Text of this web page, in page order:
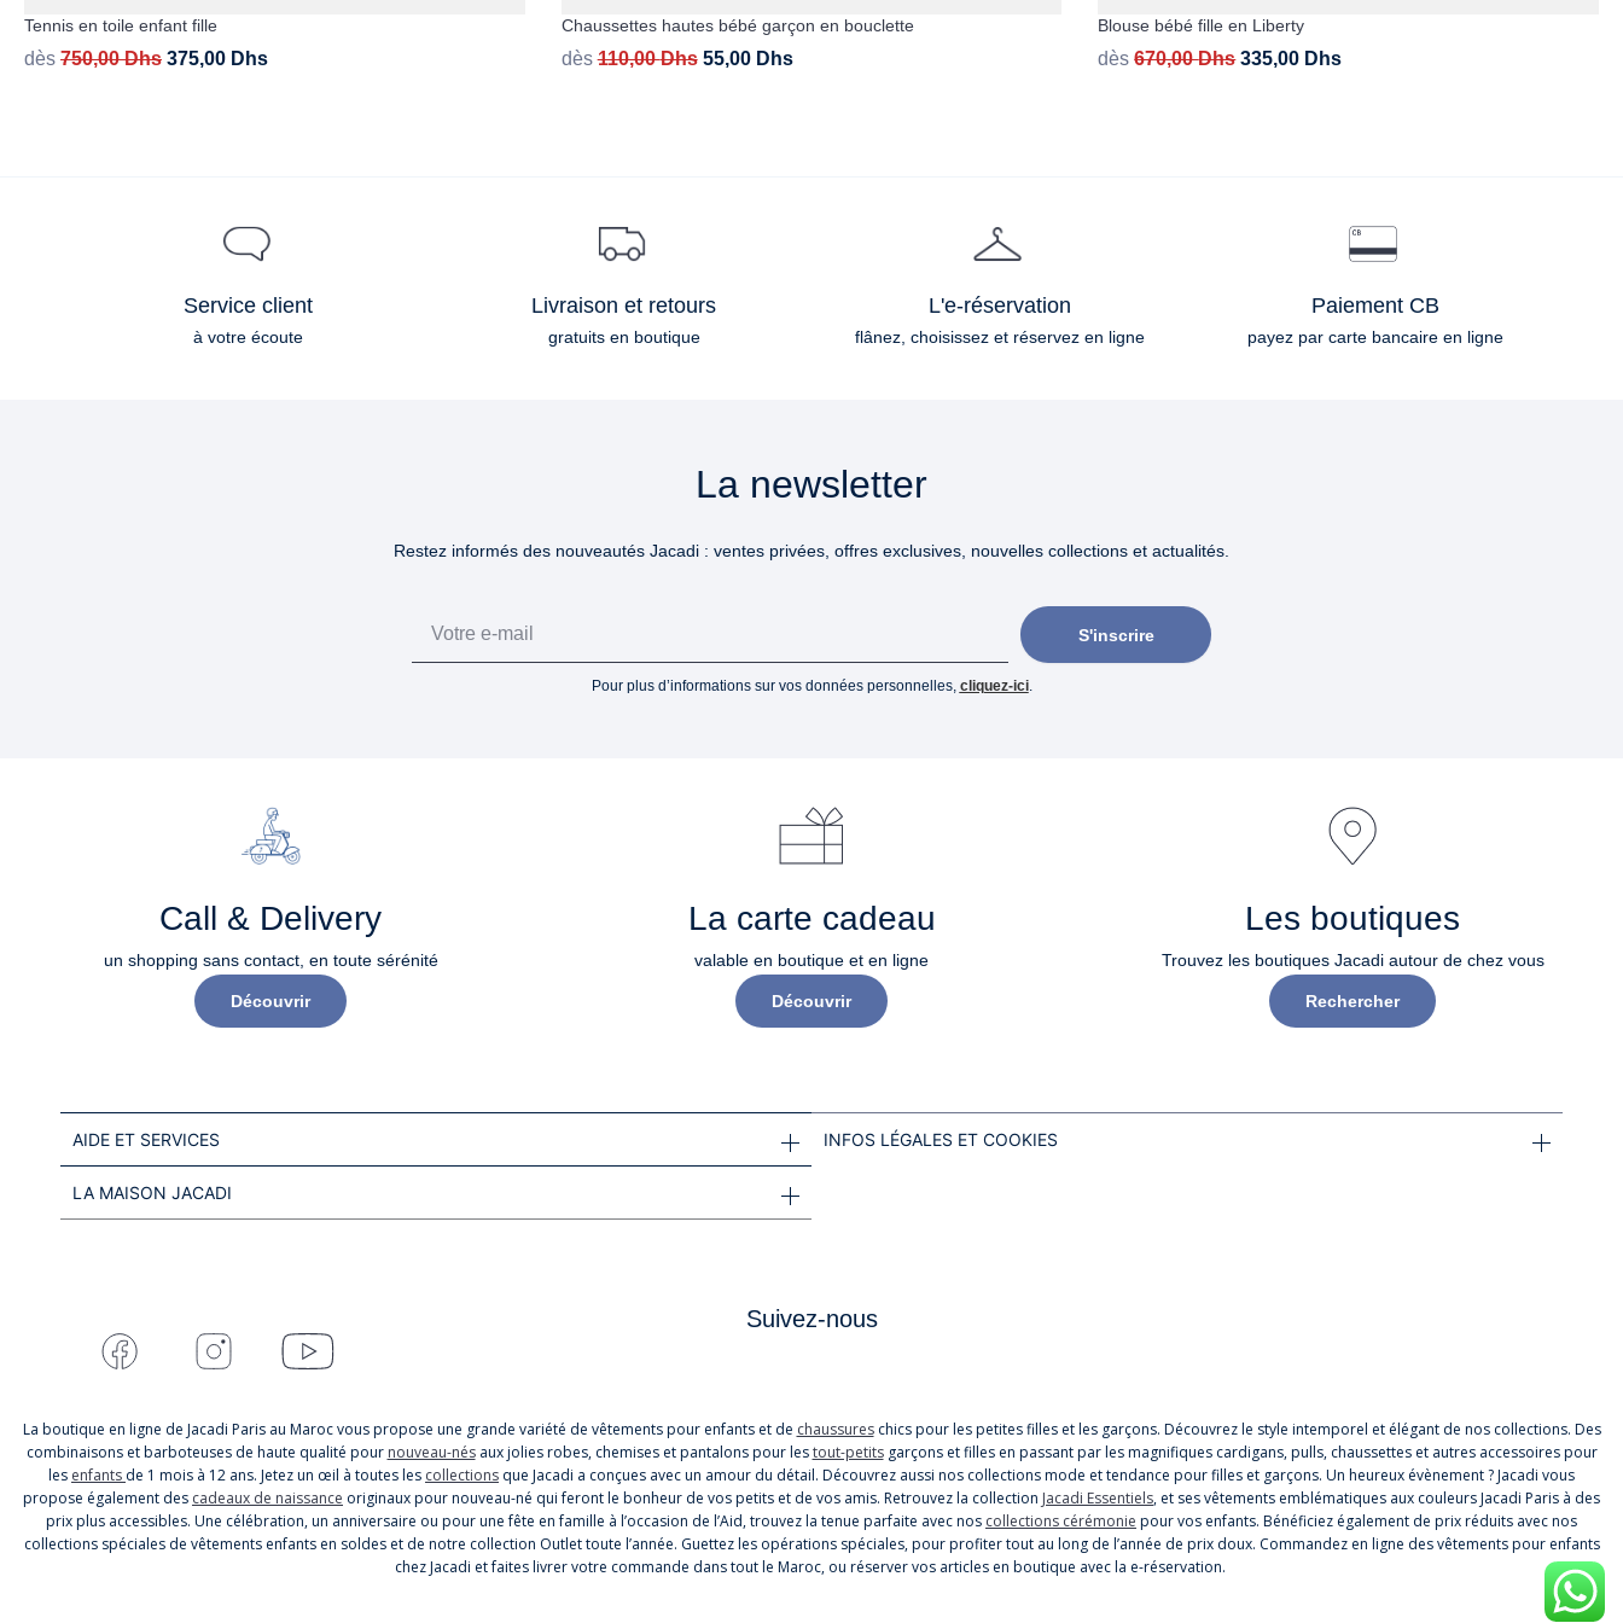
Tennis en toile enfant fille
dès 750,00Dhs 375,00 Dhs
Chaussettes hautes bébé garçon en bouclette
dès 110,00Dhs 55,00 Dhs
Blouse bébé fille en Liberty
dès 670,00Dhs 335,00 Dhs
Service client
à votre écoute
Livraison et retours
gratuits en boutique
L'e-réservation
flânez, choisissez et réservez en ligne
Paiement CB
payez par carte bancaire en ligne
La newsletter
Restez informés des nouveautés Jacadi : ventes privées, offres exclusives, nouvelles collections et actualités.
S'inscrire
Pour plus d’informations sur vos données personnelles, cliquez-ici.
Call & Delivery
un shopping sans contact, en toute sérénité​
Découvrir
La carte cadeau
valable en boutique et en ligne
Découvrir
Les boutiques
Trouvez les boutiques Jacadi autour de chez vous
Rechercher
AIDE ET SERVICES
LA MAISON JACADI
INFOS LÉGALES ET COOKIES
Suivez-nous
La boutique en ligne de Jacadi Paris au Maroc vous propose une grande variété de vêtements pour enfants et de chaussureschics pour les petites filles et les garçons. Découvrez le style intemporel et élégant de nos collections. Des
combinaisons et barboteuses de haute qualité pour nouveau-nésaux jolies robes, chemises et pantalons pour lestout-petitsgarçons et filles en passant par les magnifiques cardigans, pulls, chaussettes et autres accessoires pour
les enfants de 1 mois à 12 ans. Jetez un œil à toutes les collections que Jacadi a conçues avec un amour du détail. Découvrez aussi nos collections mode et tendance pour filles et garçons. Un heureux évènement ? Jacadi vous
propose également des cadeaux de naissance originaux pour nouveau-né qui feront le bonheur de vos petits et de vos amis. Retrouvez la collection Jacadi Essentiels, et ses vêtements emblématiques aux couleurs Jacadi Paris à des
prix plus accessibles. Une célébration, un anniversaire ou pour une fête en famille à l’occasion de l’Aid, trouvez la tenue parfaite avec nos collections cérémonie pour vos enfants. Bénéficiez également de prix réduits avec nos
collections spéciales de vêtements enfants en soldes et de notre collection Outlet toute l’année. Guettez les opérations spéciales, pour profiter tout au long de l’année de prix doux. Commandez en ligne des vêtements pour enfants
chez Jacadi et faites livrer votre commande dans tout le Maroc, ou réserver vos articles en boutique avec la e-réservation.